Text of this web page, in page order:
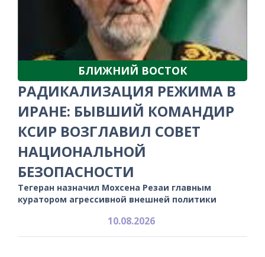
БЛИЖНИЙ ВОСТОК
РАДИКАЛИЗАЦИЯ РЕЖИМА В
ИРАНЕ: БЫВШИЙ КОМАНДИР
КСИР ВОЗГЛАВИЛ СОВЕТ
НАЦИОНАЛЬНОЙ
БЕЗОПАСНОСТИ
Тегеран назначил Мохсена Резаи главным
куратором агрессивной внешней политики
10.08.2026